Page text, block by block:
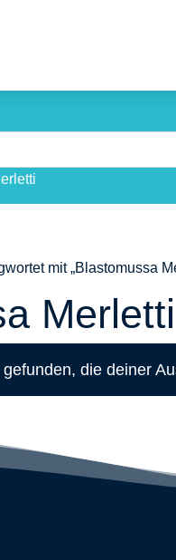
mit „Blastomussa
Merletti
die deiner